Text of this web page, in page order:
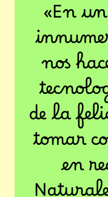
«En
nos
de la
tomar
en